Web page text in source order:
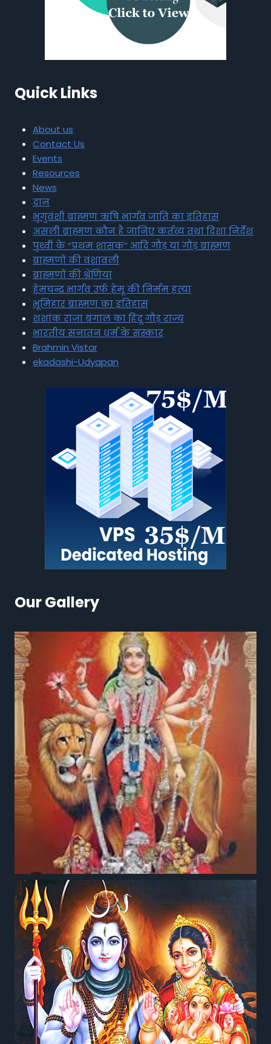
Quick Links
About us
Contact Us
Events
Resources
News
दान
भृगुवंशी ब्राह्मण ऋषि भार्गव जाति का इतिहास
असली ब्राह्मण कौन है जानिए कर्तव्य तथा दिशा निर्देश
पृथ्वी के “प्रथम शासक” आदि गौड़ या गौड़ ब्राह्मण
ब्राह्मणों की वंशावली
ब्राह्मणों की श्रेणियां
हेमचन्द्र भार्गव उर्फ हेमू की निर्मम हत्या
भूमिहार ब्राह्मण का इतिहास
शशांक राजा बंगाल का हिंदू गौड़ राज्य
भारतीय सनातन धर्म के संस्कार
Brahmin Vistar
ekadashi-Udyapan
Our Gallery